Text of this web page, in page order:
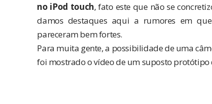
no iPod touch, fato este que não se
damos destaques aqui a rumores em
pareceram bem fortes.
Para muita gente, a possibilidade de uma
foi mostrado o vídeode um suposto protótipo